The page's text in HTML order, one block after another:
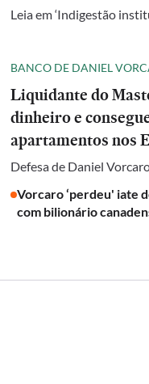
Leia em ‘Indigestão
BANCO DE DANIEL
Liquidante do
dinheiro e
apartamentos nos
Defesa de Daniel
Vorcaro ‘perdeu' iate
com bilionário